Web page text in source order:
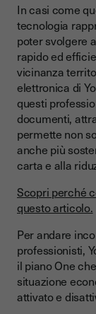
In casi come
tecnologia
poter svolgere
rapido ed
vicinanza
elettronica di
questi
documenti,
permette non
anche più
carta e alla
Scopri perché
questo articolo.
Per andare
professionisti,
il piano One
situazione
attivato e